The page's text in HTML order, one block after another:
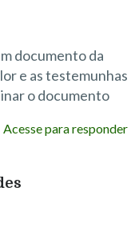
documento da
e as testemunhas
o documento
Acesse para responder